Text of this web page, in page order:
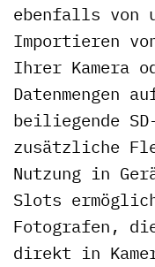
ebenfalls von
Importieren
Ihrer Kamera
Datenmengen
beiliegende
zusätzliche
Nutzung in
Slots
Fotografen,
direkt in